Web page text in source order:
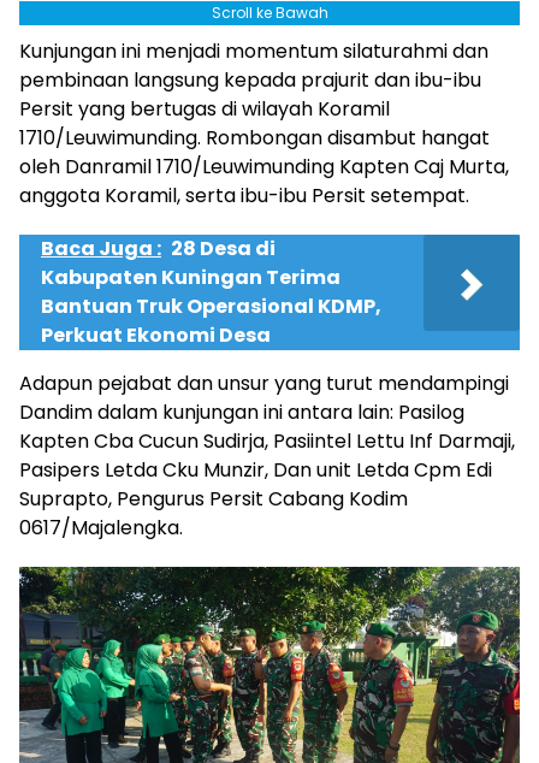
Scroll ke Bawah
Kunjungan ini menjadi momentum silaturahmi dan
pembinaan langsung kepada prajurit dan ibu-ibu
Persit yang bertugas di wilayah Koramil
1710/Leuwimunding. Rombongan disambut hangat
oleh Danramil 1710/Leuwimunding Kapten Caj Murta,
anggota Koramil, serta ibu-ibu Persit setempat.
Baca Juga : 28 Desa di
Kabupaten Kuningan Terima
Bantuan Truk Operasional KDMP,
Perkuat Ekonomi Desa
Adapun pejabat dan unsur yang turut mendampingi
Dandim dalam kunjungan ini antara lain: Pasilog
Kapten Cba Cucun Sudirja, Pasiintel Lettu Inf Darmaji,
Pasipers Letda Cku Munzir, Dan unit Letda Cpm Edi
Suprapto, Pengurus Persit Cabang Kodim
0617/Majalengka.